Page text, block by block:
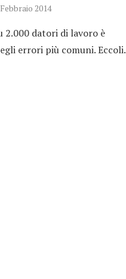
2014
2.000 datori di lavoro è
errori più comuni. Eccoli.